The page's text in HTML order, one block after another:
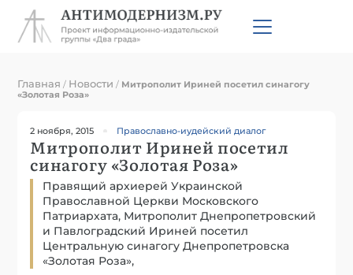
Главная / Новости / Митрополит Ириней посетил синагогу
«Золотая Роза»
2 ноября, 2015 Православно-иудейский диалог
Митрополит Ириней посетил
синагогу «Золотая Роза»
Правящий архиерей Украинской
Православной Церкви Московского
Патриархата, Митрополит Днепропетровский
и Павлоградский Ириней посетил
Центральную синагогу Днепропетровска
«Золотая Роза»,